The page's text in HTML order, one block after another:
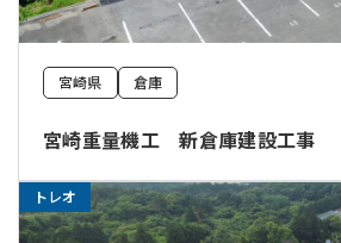
宮崎県 倉庫
宮崎重量機工 新倉庫建設工事
トレオ